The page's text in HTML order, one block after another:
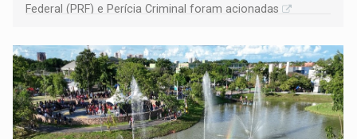
Federal (PRF) e Perícia Criminal foram acionadas